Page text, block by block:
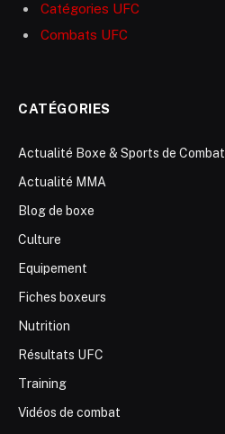
Catégories UFC
Combats UFC
CATÉGORIES
Actualité Boxe & Sports de Combat
Actualité MMA
Blog de boxe
Culture
Equipement
Fiches boxeurs
Nutrition
Résultats UFC
Training
Vidéos de combat